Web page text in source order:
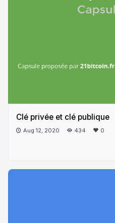
Clé privée et clé publique
Aug 12, 2020 434 0